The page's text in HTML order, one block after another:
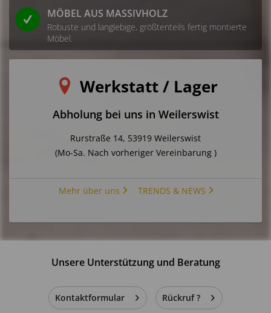
MÖBEL AUS MASSIVHOLZ
Robuste und langlebige, größtenteils fertig montierte
Möbel.
Werkstatt / Lager
Abholung bei uns in Weilerswist
Rurstraße 14, 53919 Weilerswist
(Mo-Sa. Nach vorheriger Vereinbarung )
Mehr über uns TRENDS & NEWS
Unsere Unterstützung und Beratung
Kontaktformular
Rückruf ?